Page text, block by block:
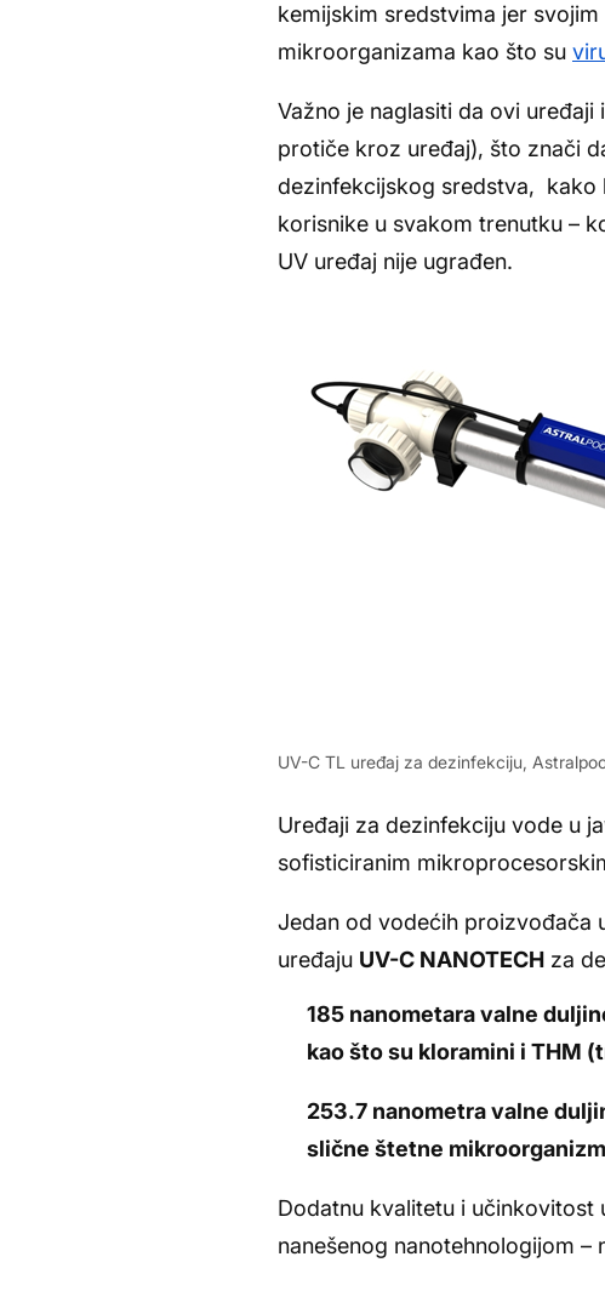
kemijskim sredstvima jer
mikroorganizama kao što su
Važno je naglasiti da ovi
protiče kroz uređaj), što znači
dezinfekcijskog sredstva, kako
korisnike u svakom trenutku –
UV uređaj nije ugrađen.
UV-C TL uređaj za dezinfekciju,
Uređaji za dezinfekciju vode u
sofisticiranim
Jedan od vodećih proizvođača
uređaju UV-C NANOTECH za
185 nanometara valne
kao što su kloramini i THM
253.7 nanometra valne
slične štetne
Dodatnu kvalitetu i učinkovitost
nanešenog nanotehnologijom